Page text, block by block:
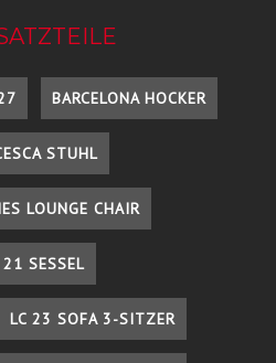
BARCELONA HOCKER
STUHL
LOUNGE CHAIR
21 SESSEL
LC 23 SOFA 3-SITZER